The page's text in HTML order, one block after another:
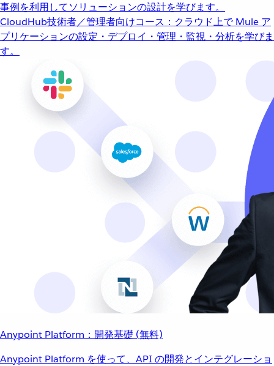
事例を利用してソリューションの設計を学びます。
CloudHub技術者／管理者向けコース：クラウド上で Mule ア
プリケーションの設定・デプロイ・管理・監視・分析を学びま
す。
Anypoint Platform：開発基礎 (無料)
Anypoint Platform を使って、API の開発とインテグレーショ